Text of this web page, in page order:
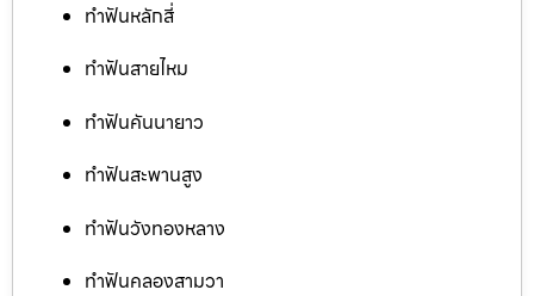
ทำฟันหลักสี่
ทำฟันสายไหม
ทำฟันคันนายาว
ทำฟันสะพานสูง
ทำฟันวังทองหลาง
ทำฟันคลองสามวา